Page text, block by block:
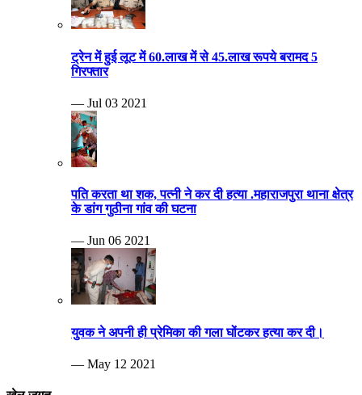
ट्रेन में हुई लूट में 60.लाख में से 45.लाख रूपये बरामद 5
गिरफ्तार
— Jul 03 2021
पति करता था शक, पत्नी ने कर दी हत्या .महाराजपुरा थाना क्षेत्र
के डांग गुठीना गांव की घटना
— Jun 06 2021
युवक ने अपनी ही प्रेमिका की गला घोंटकर हत्या कर दी।
— May 12 2021